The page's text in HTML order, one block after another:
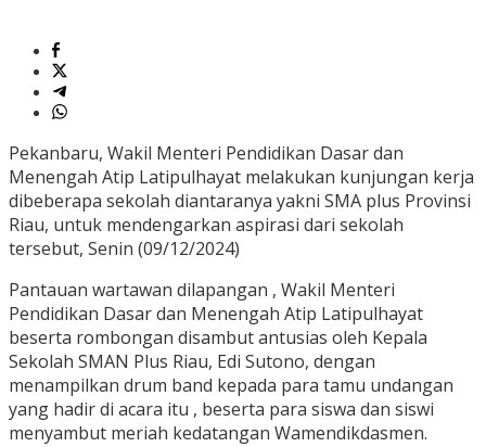
Pekanbaru, Wakil Menteri Pendidikan Dasar dan
Menengah Atip Latipulhayat melakukan kunjungan kerja
dibeberapa sekolah diantaranya yakni SMA plus Provinsi
Riau, untuk mendengarkan aspirasi dari sekolah
tersebut, Senin (09/12/2024)
Pantauan wartawan dilapangan , Wakil Menteri
Pendidikan Dasar dan Menengah Atip Latipulhayat
beserta rombongan disambut antusias oleh Kepala
Sekolah SMAN Plus Riau, Edi Sutono, dengan
menampilkan drum band kepada para tamu undangan
yang hadir di acara itu , beserta para siswa dan siswi
menyambut meriah kedatangan Wamendikdasmen.